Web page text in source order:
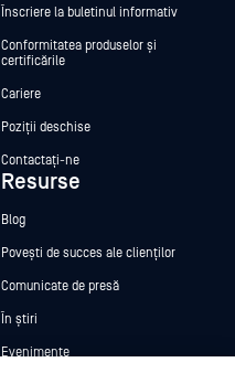
Înscriere la buletinul informativ
Conformitatea produselor și
certificările
Cariere
Poziții deschise
Contactați-ne
Resurse
Blog
Povești de succes ale clienților
Comunicate de presă
În știri
Evenimente